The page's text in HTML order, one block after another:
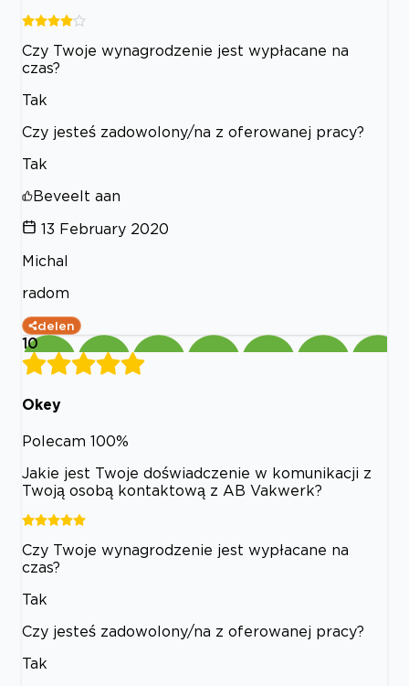
Czy Twoje wynagrodzenie jest wypłacane na
czas?
Tak
Czy jesteś zadowolony/na z oferowanej pracy?
Tak
Beveelt aan
13 February 2020
Michal
radom
delen
10
Okey
Polecam 100%
Jakie jest Twoje doświadczenie w komunikacji z
Twoją osobą kontaktową z AB Vakwerk?
Czy Twoje wynagrodzenie jest wypłacane na
czas?
Tak
Czy jesteś zadowolony/na z oferowanej pracy?
Tak